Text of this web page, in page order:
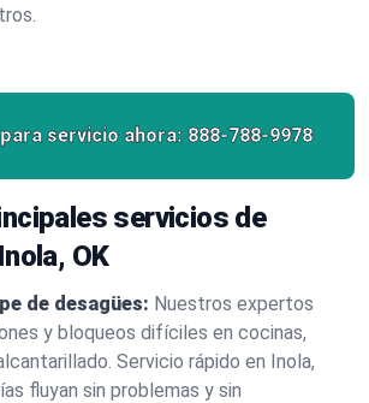
servicio ahora: 888-788-9978
servicios de
OK
de desagües: Nuestros expertos
y bloqueos difíciles en cocinas,
Servicio rápido en Inola,
fluyan sin problemas y sin